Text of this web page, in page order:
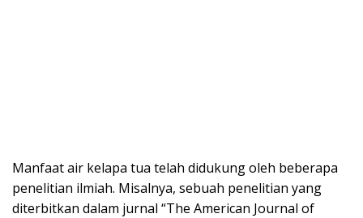
Manfaat air kelapa tua telah didukung oleh beberapa
penelitian ilmiah. Misalnya, sebuah penelitian yang
diterbitkan dalam jurnal “The American Journal of